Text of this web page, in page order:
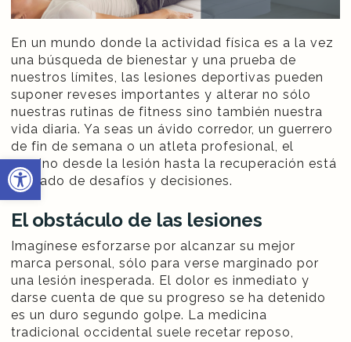
Abrir barra de herramientas
En un mundo donde la actividad física es a la vez
una búsqueda de bienestar y una prueba de
nuestros límites, las lesiones deportivas pueden
suponer reveses importantes y alterar no sólo
nuestras rutinas de fitness sino también nuestra
vida diaria. Ya seas un ávido corredor, un guerrero
de fin de semana o un atleta profesional, el
camino desde la lesión hasta la recuperación está
plagado de desafíos y decisiones.
El obstáculo de las lesiones
Imagínese esforzarse por alcanzar su mejor
marca personal, sólo para verse marginado por
una lesión inesperada. El dolor es inmediato y
darse cuenta de que su progreso se ha detenido
es un duro segundo golpe. La medicina
tradicional occidental suele recetar reposo,